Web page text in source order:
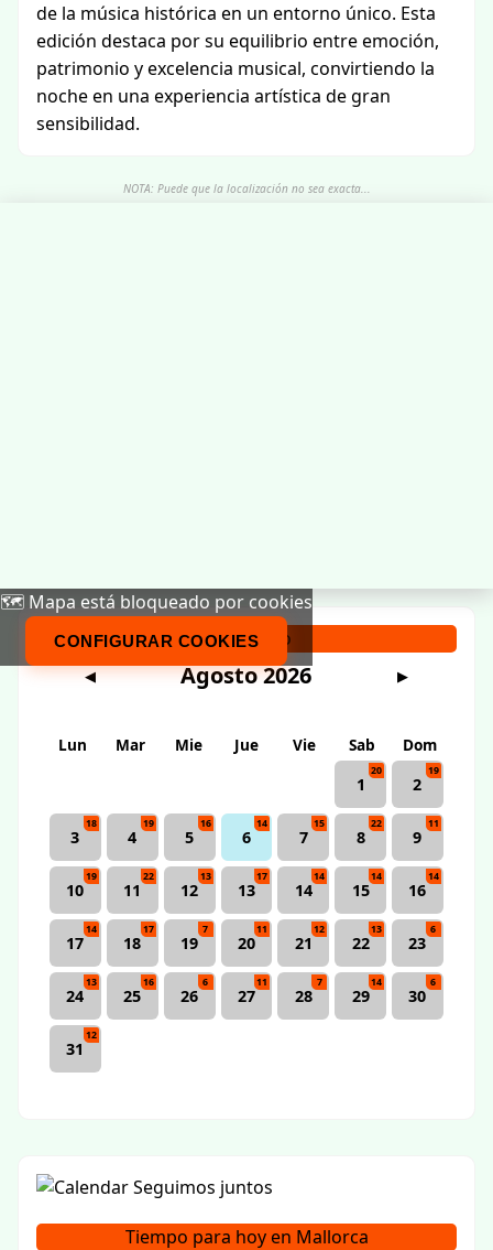
de la música histórica en un entorno único. Esta
edición destaca por su equilibrio entre emoción,
patrimonio y excelencia musical, convirtiendo la
noche en una experiencia artística de gran
sensibilidad.
NOTA: Puede que la localización no sea exacta...
🗺️ Mapa está bloqueado por cookies
CONFIGURAR COOKIES
Calendario
◀ Agosto 2026 ▶
Lun Mar Mie Jue Vie Sab
Dom
1
20
2
19
3
18
4
19
5
16
6
14
7
15
8
22
9
11
10
19
11
22
12
13
13
17
14
14
15
14
16
14
17
14
18
17
19
7
20
11
21
12
22
13
23
6
24
13
25
16
26
6
27
11
28
7
29
14
30
6
31
12
Tiempo para hoy en Mallorca